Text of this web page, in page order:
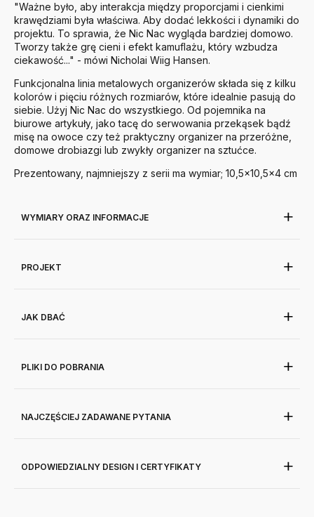
"Ważne było, aby interakcja między proporcjami i cienkimi
krawędziami była właściwa. Aby dodać lekkości i dynamiki do
projektu. To sprawia, że Nic Nac wygląda bardziej domowo.
Tworzy także grę cieni i efekt kamuflażu, który wzbudza
ciekawość..." - mówi Nicholai Wiig Hansen.
Funkcjonalna linia metalowych organizerów składa się z kilku
kolorów i pięciu różnych rozmiarów, które idealnie pasują do
siebie. Użyj Nic Nac do wszystkiego. Od pojemnika na
biurowe artykuły, jako tacę do serwowania przekąsek bądź
misę na owoce czy też praktyczny organizer na przeróżne,
domowe drobiazgi lub zwykły organizer na sztućce.
Prezentowany, najmniejszy z serii ma wymiar; 10,5x10,5x4 cm
WYMIARY ORAZ INFORMACJE
PROJEKT
JAK DBAĆ
PLIKI DO POBRANIA
NAJCZĘŚCIEJ ZADAWANE PYTANIA
ODPOWIEDZIALNY DESIGN I CERTYFIKATY